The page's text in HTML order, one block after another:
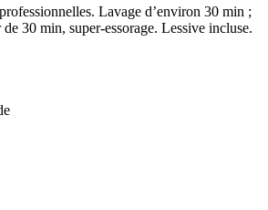
Lavage d’environ 30 min ;
30 min, super-essorage. Lessive incluse.